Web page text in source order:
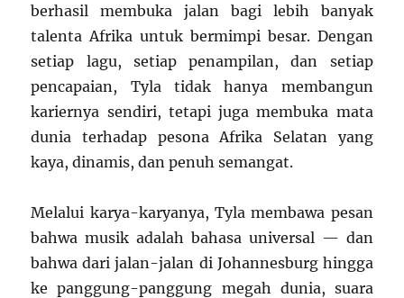
berhasil membuka jalan bagi lebih banyak
talenta Afrika untuk bermimpi besar. Dengan
setiap lagu, setiap penampilan, dan setiap
pencapaian, Tyla tidak hanya membangun
kariernya sendiri, tetapi juga membuka mata
dunia terhadap pesona Afrika Selatan yang
kaya, dinamis, dan penuh semangat.
Melalui karya-karyanya, Tyla membawa pesan
bahwa musik adalah bahasa universal — dan
bahwa dari jalan-jalan di Johannesburg hingga
ke panggung-panggung megah dunia, suara